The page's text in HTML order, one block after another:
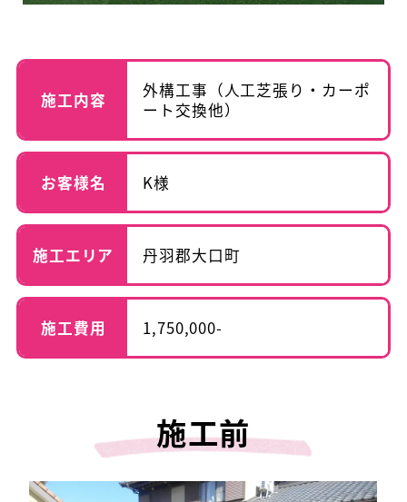
施工内容
外構工事（人工芝張り・カーポ
ート交換他）
お客様名 K様
施工エリア 丹羽郡大口町
施工費用 1,750,000-
施工前